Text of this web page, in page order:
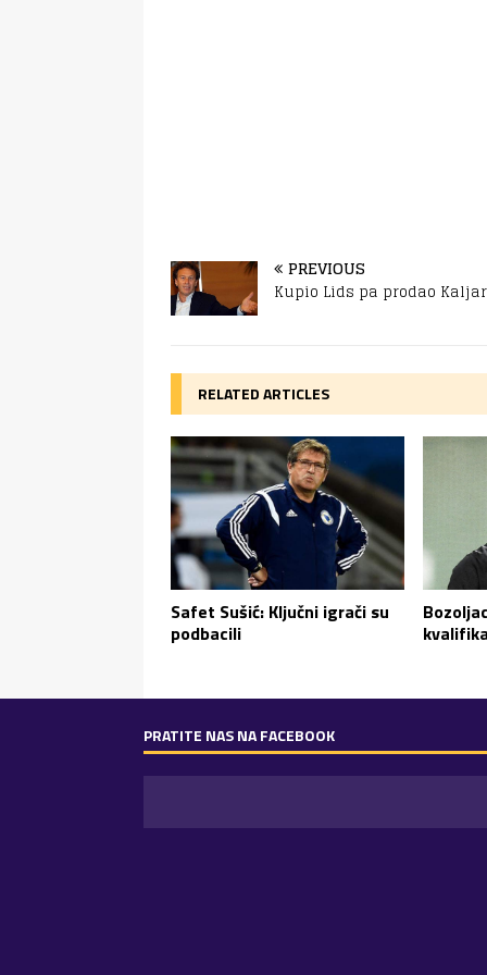
PREVIOUS
Kupio Lids pa prodao
RELATED ARTICLES
Safet Sušić: Ključni igrači su
podbacili
PRATITE NAS NA FACEBOOK